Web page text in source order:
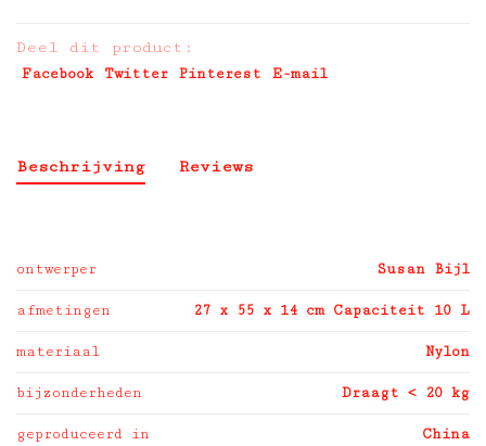
Deel dit product:
Facebook Twitter Pinterest E-mail
Beschrijving Reviews
ontwerper Susan Bijl
afmetingen 27 x 55 x 14 cm Capaciteit 10 L
materiaal Nylon
bijzonderheden Draagt < 20 kg
geproduceerd in China